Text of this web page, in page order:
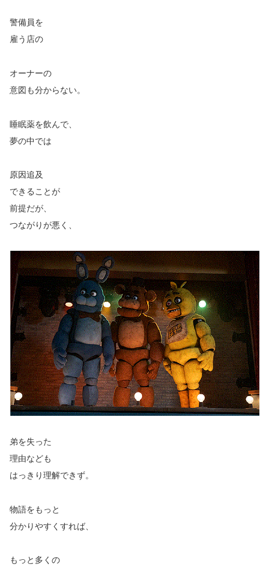
警備員を
雇う店の
オーナーの
意図も分からない。
睡眠薬を飲んで、
夢の中では
原因追及
できることが
前提だが、
つながりが悪く、
弟を失った
理由なども
はっきり理解できず。
物語をもっと
分かりやすくすれば、
もっと多くの